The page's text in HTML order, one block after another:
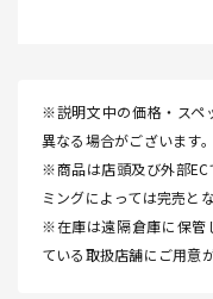
※説明文中の価格・スペ
異なる場合がございます。
※商品は店頭及び外部EC
ミングによっては完売と
※在庫は遠隔倉庫に保管
ている取扱店舗にご用意